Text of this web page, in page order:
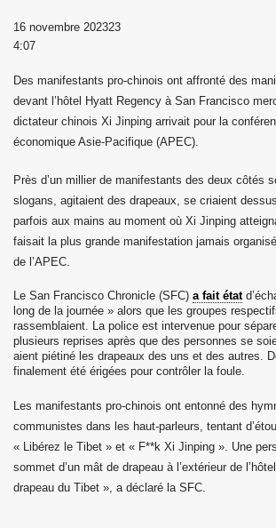
16 novembre 202323
4:07
Des manifestants pro-chinois ont affronté des
devant l’hôtel Hyatt Regency à San Francisco
dictateur chinois Xi Jinping arrivait pour la
économique Asie-Pacifique (APEC).
Près d’un millier de manifestants des deux côtés
slogans, agitaient des drapeaux, se criaient
parfois aux mains au moment où Xi Jinping
faisait la plus grande manifestation jamais
de l’APEC.
Le San Francisco Chronicle (SFC) a fait état
long de la journée » alors que les groupes
rassemblaient. La police est intervenue pour
plusieurs reprises après que des personnes se
aient piétiné les drapeaux des uns et des autres.
finalement été érigées pour contrôler la foule.
Les manifestants pro-chinois ont entonné des
communistes dans les haut-parleurs, tentant
« Libérez le Tibet » et « F**k Xi Jinping ». Une
sommet d’un mât de drapeau à l’extérieur de
drapeau du Tibet », a déclaré la SFC
2021
Tibet 2021
aux dons 8 Septembre 2021
le 10 Mars 2022